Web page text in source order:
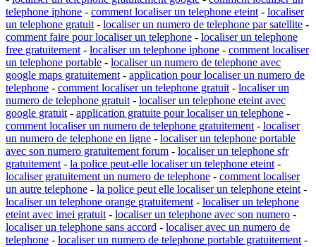
telephone iphone - comment localiser un telephone eteint - localiser
un telephone gratuit - localiser un numero de telephone par satellite -
comment faire pour localiser un telephone - localiser un telephone
free gratuitement - localiser un telephone iphone - comment localiser
un telephone portable - localiser un numero de telephone avec
google maps gratuitement - application pour localiser un numero de
telephone - comment localiser un telephone gratuit - localiser un
numero de telephone gratuit - localiser un telephone eteint avec
google gratuit - application gratuite pour localiser un telephone -
comment localiser un numero de telephone gratuitement - localiser
un numero de telephone en ligne - localiser un telephone portable
avec son numero gratuitement forum - localiser un telephone sfr
gratuitement - la police peut-elle localiser un telephone eteint -
localiser gratuitement un numero de telephone - comment localiser
un autre telephone - la police peut elle localiser un telephone eteint -
localiser un telephone orange gratuitement - localiser un telephone
eteint avec imei gratuit - localiser un telephone avec son numero -
localiser un telephone sans accord - localiser avec un numero de
telephone - localiser un numero de telephone portable gratuitement -